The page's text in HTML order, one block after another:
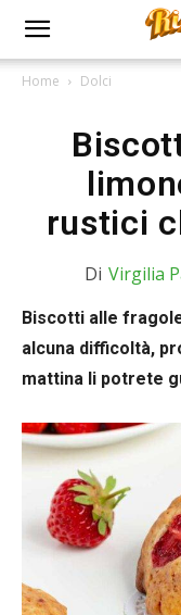
Home Dolci
rustici
Di Virgilia
Biscotti alle
alcuna difficoltà,
mattina li potrete